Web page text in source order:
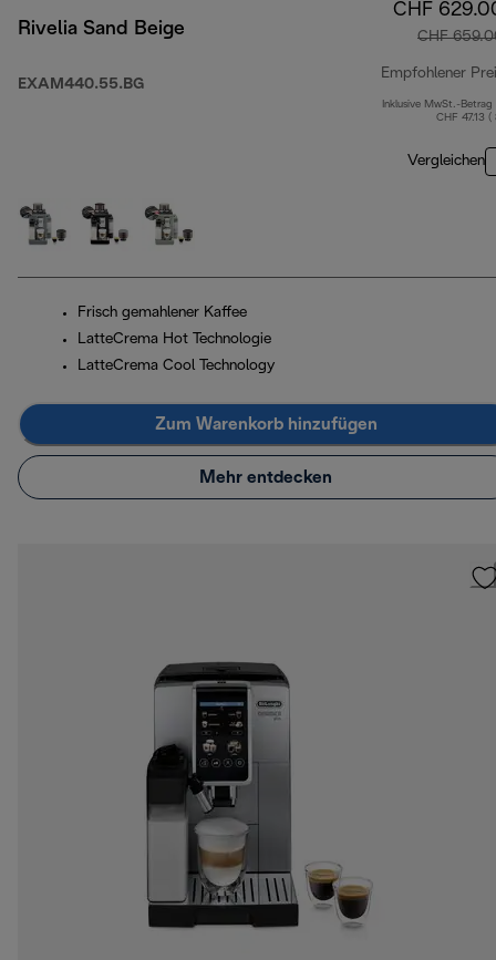
Rivelia Sand Beige
EXAM440.55.BG
CHF
CHF
Empfohlener
Inklusive MwSt.-Betrag
CHF 47.13 (
Vergleichen
Frisch gemahlener Kaffee
LatteCrema Hot Technologie
LatteCrema Cool Technology
Zum Warenkorb hinzufügen
Mehr entdecken